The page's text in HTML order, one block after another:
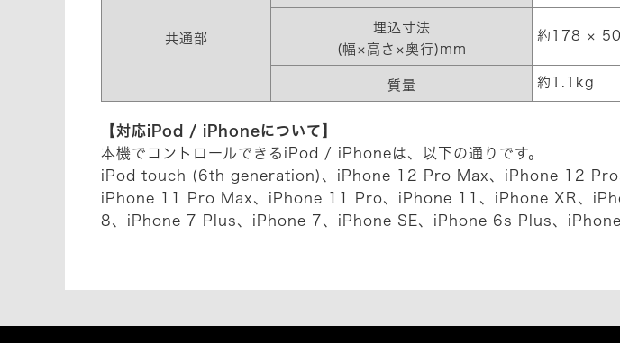
共通部
埋込寸法
(幅×高さ×奥行)mm
約178 ×
質量 約1.1kg
【対応iPod / iPhoneについて】
本機でコントロールできるiPod / iPhoneは、以下の通りです。
iPod touch (6th generation)、iPhone 12 Pro Max、iPhone 12
iPhone 11 Pro Max、iPhone 11 Pro、iPhone 11、iPhone XR、
8、iPhone 7 Plus、iPhone 7、iPhone SE、iPhone 6s Plus、